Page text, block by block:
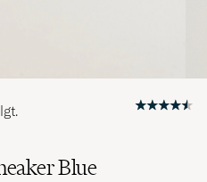
Blue